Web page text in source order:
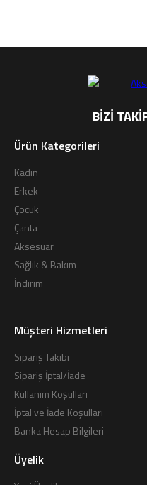
BİZİ
Ürün Kategorileri
Kadın
Erkek
Çocuk
Çanta
Aksesuar
Sağlık & Bakım
İndirim
Müşteri Hizmetleri
Sipariş Takibi
Sipariş İptal/İade
Kullanım Koşulları
İptal ve İade Koşulları
Banka Hesap Bilgileri
Üyelik